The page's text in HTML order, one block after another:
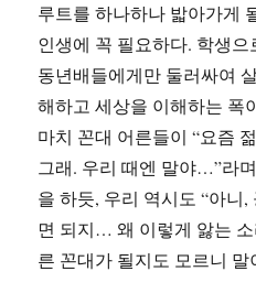
루트를 하나하나 밟아가게
인생에 꼭 필요하다. 학생
동년배들에게만 둘러싸여
해하고 세상을 이해하는 폭
마치 꼰대 어른들이 “요즘
그래. 우리 때엔 말야…”라
을 하듯, 우리 역시도 “아니
면 되지… 왜 이렇게 앓는
른 꼰대가 될지도 모르니 말